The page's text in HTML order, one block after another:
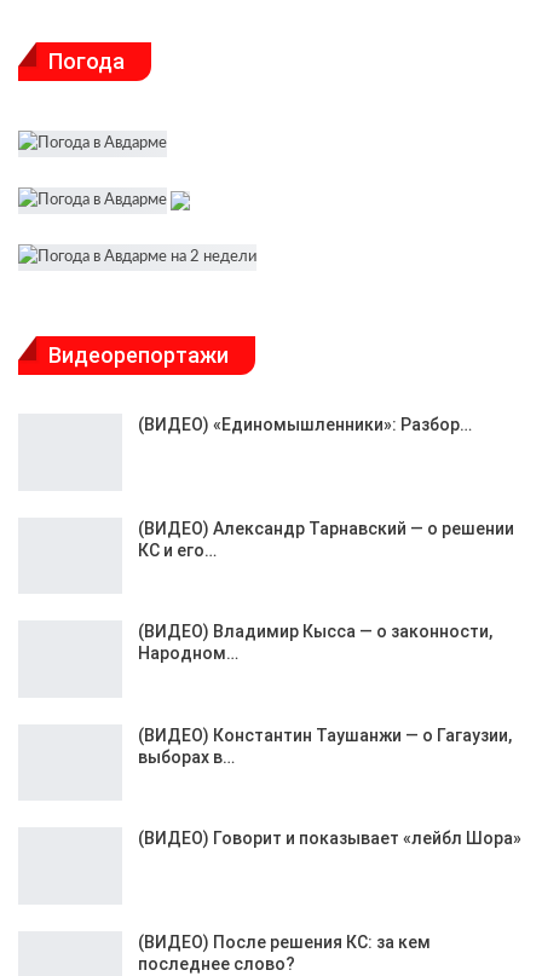
Погода
Видеорепортажи
(ВИДЕО) «Единомышленники»: Разбор…
(ВИДЕО) Александр Тарнавский — о решении
КС и его…
(ВИДЕО) Владимир Кысса — о законности,
Народном…
(ВИДЕО) Константин Таушанжи — о Гагаузии,
выборах в…
(ВИДЕО) Говорит и показывает «лейбл Шора»
(ВИДЕО) После решения КС: за кем
последнее слово?